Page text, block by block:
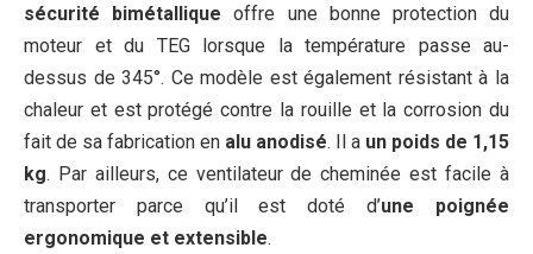
sécurité bimétallique offre une bonne protection du
moteur et du TEG lorsque la température passe au-
dessus de 345°. Ce modèle est également résistant à la
chaleur et est protégé contre la rouille et la corrosion du
fait de sa fabrication en alu anodisé. Il a un poids de 1,15
kg. Par ailleurs, ce ventilateur de cheminée est facile à
transporter parce qu’il est doté d’une poignée
ergonomique et extensible.